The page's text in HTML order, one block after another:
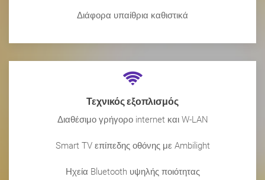
Διάφορα υπαίθρια καθιστικά
Τεχνικός εξοπλισμός
Διαθέσιμο γρήγορο internet και W-LAN
Smart TV επίπεδης οθόνης με Ambilight
Ηχεία Bluetooth υψηλής ποιότητας